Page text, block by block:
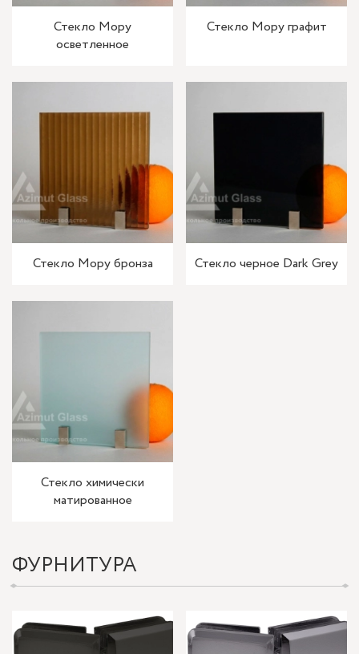
Стекло Мору
осветленное
Стекло Мору графит
Стекло Мору бронза Стекло черное Dark Grey
Стекло химически
матированное
ФУРНИТУРА